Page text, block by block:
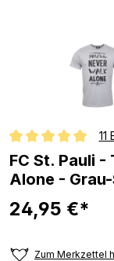
Durchschnittliche
11
FC St. Pauli
Alone -
24,95 €*
Zum Merkzettel